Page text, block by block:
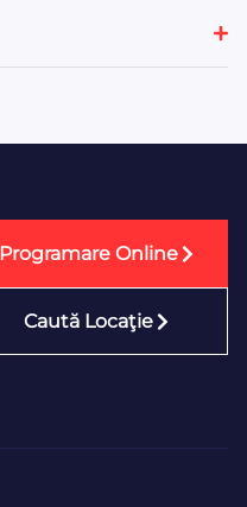
Programare Online
Caută Locaţie